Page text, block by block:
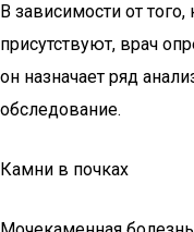
В зависимости от
присутствуют, врач
он назначает ряд
обследование.
Камни в почках